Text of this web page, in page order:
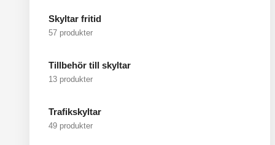
Skyltar fritid
57 produkter
Tillbehör till skyltar
13 produkter
Trafikskyltar
49 produkter